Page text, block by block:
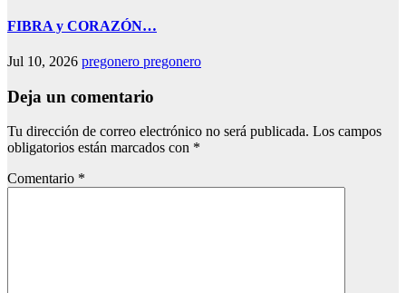
FIBRA y CORAZÓN…
Jul 10, 2026 pregonero pregonero
Deja un comentario
Tu dirección de correo electrónico no será publicada. Los campos
obligatorios están marcados con *
Comentario *